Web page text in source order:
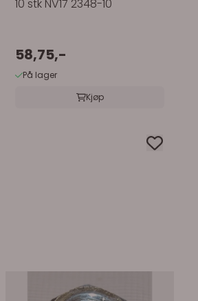
10 stk NV17 2348-10
58,75,-
På lager
Kjøp